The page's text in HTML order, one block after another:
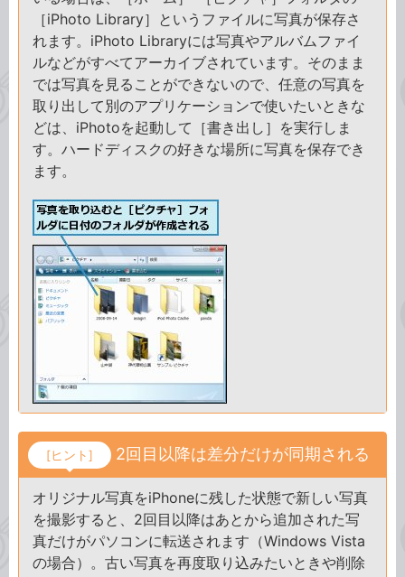
［iPhoto Library］というファイルに写真が保存さ
れます。iPhoto Libraryには写真やアルバムファイ
ルなどがすべてアーカイブされています。そのまま
では写真を見ることができないので、任意の写真を
取り出して別のアプリケーションで使いたいときな
どは、iPhotoを起動して［書き出し］を実行しま
す。ハードディスクの好きな場所に写真を保存でき
ます。
[ヒント] 2回目以降は差分だけが同期される
オリジナル写真をiPhoneに残した状態で新しい写真
を撮影すると、2回目以降はあとから追加された写
真だけがパソコンに転送されます（Windows Vista
の場合）。古い写真を再度取り込みたいときや削除